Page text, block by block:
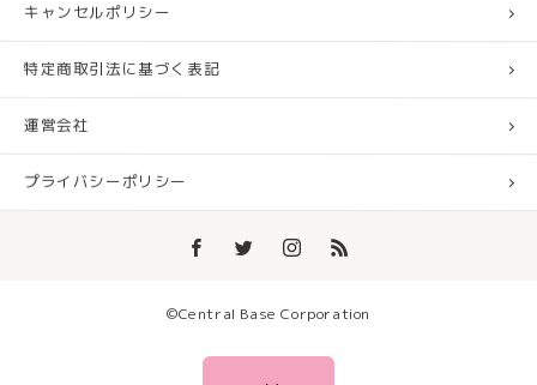
キャンセルポリシー
特定商取引法に基づく表記
運営会社
プライバシーポリシー
©︎Central Base Corporation